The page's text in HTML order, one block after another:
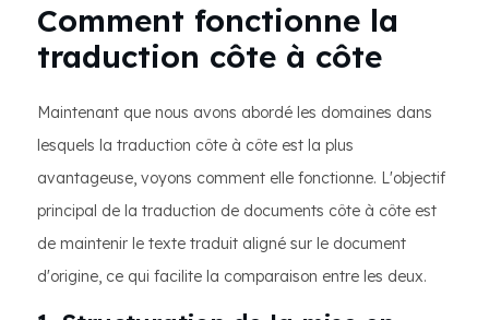
Comment fonctionne la
traduction côte à côte
Maintenant que nous avons abordé les domaines dans
lesquels la traduction côte à côte est la plus
avantageuse, voyons comment elle fonctionne. L'objectif
principal de la traduction de documents côte à côte est
de maintenir le texte traduit aligné sur le document
d'origine, ce qui facilite la comparaison entre les deux.